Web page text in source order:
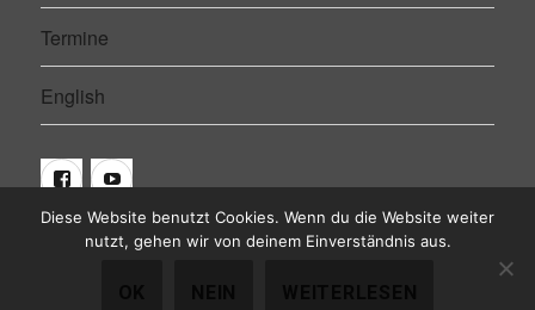
Termine
English
FacebookYoutube
Diese Website benutzt Cookies. Wenn du die Website weiter
nutzt, gehen wir von deinem Einverständnis aus.